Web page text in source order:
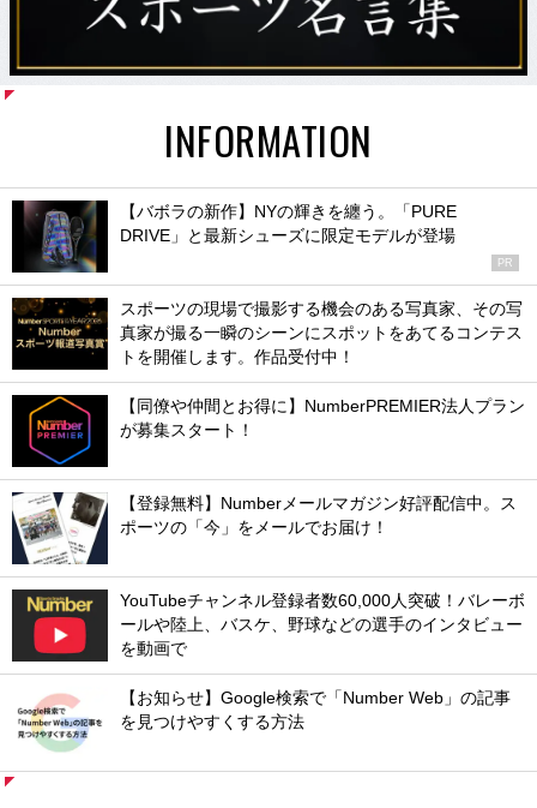
INFORMATION
【バボラの新作】NYの輝きを纏う。「PURE
DRIVE」と最新シューズに限定モデルが登場
PR
スポーツの現場で撮影する機会のある写真家、その写
真家が撮る一瞬のシーンにスポットをあてるコンテス
トを開催します。作品受付中！
【同僚や仲間とお得に】NumberPREMIER法人プラン
が募集スタート！
【登録無料】Numberメールマガジン好評配信中。ス
ポーツの「今」をメールでお届け！
YouTubeチャンネル登録者数60,000人突破！バレーボ
ールや陸上、バスケ、野球などの選手のインタビュー
を動画で
【お知らせ】Google検索で「Number Web」の記事
を見つけやすくする方法